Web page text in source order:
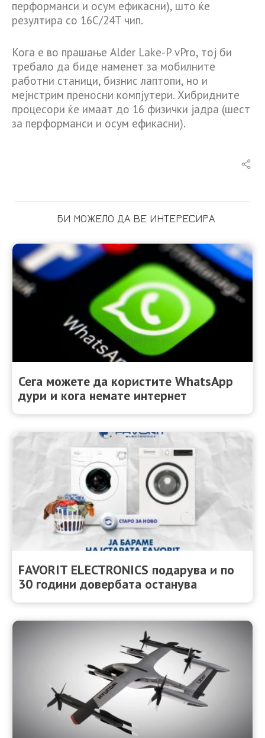
перформанси и осум ефикасни), што ќе
резултира со 16C/24T чип.
Кога е во прашање Alder Lake-P vPro, тој би
требало да биде наменет за мобилните
работни станици, бизнис лаптопи, но и
мејнстрим преносни компјутери. Хибридните
процесори ќе имаат до 16 физички јадра (шест
за перформанси и осум ефикасни).
БИ МОЖЕЛО ДА ВЕ ИНТЕРЕСИРА
Сега можете да користите WhatsApp
дури и кога немате интернет
FAVORIT ELECTRONICS подарува и по
30 години довербата останува